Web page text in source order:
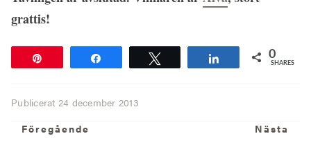
grattis!
Share 0
SHARES
Publicerat 24 december 2013
Föregående
Föregående Nästa